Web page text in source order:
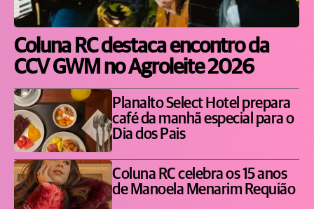
Coluna RC destaca encontro da
CCV GWM no Agroleite 2026
Planalto Select Hotel prepara
café da manhã especial para o
Dia dos Pais
Coluna RC celebra os 15 anos
de Manoela Menarim Requião